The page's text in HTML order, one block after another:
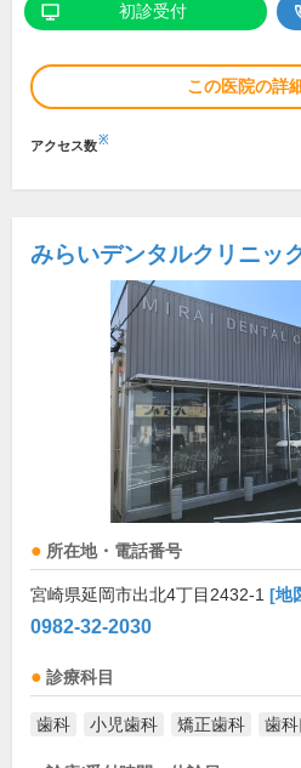
初診受付
この医院の詳
アクセス数※
みらいデンタルクリニッ
所在地・電話番号
宮崎県延岡市出北4丁目2432-1 [地
0982-32-2030
診療科目
歯科 小児歯科 矯正歯科 歯